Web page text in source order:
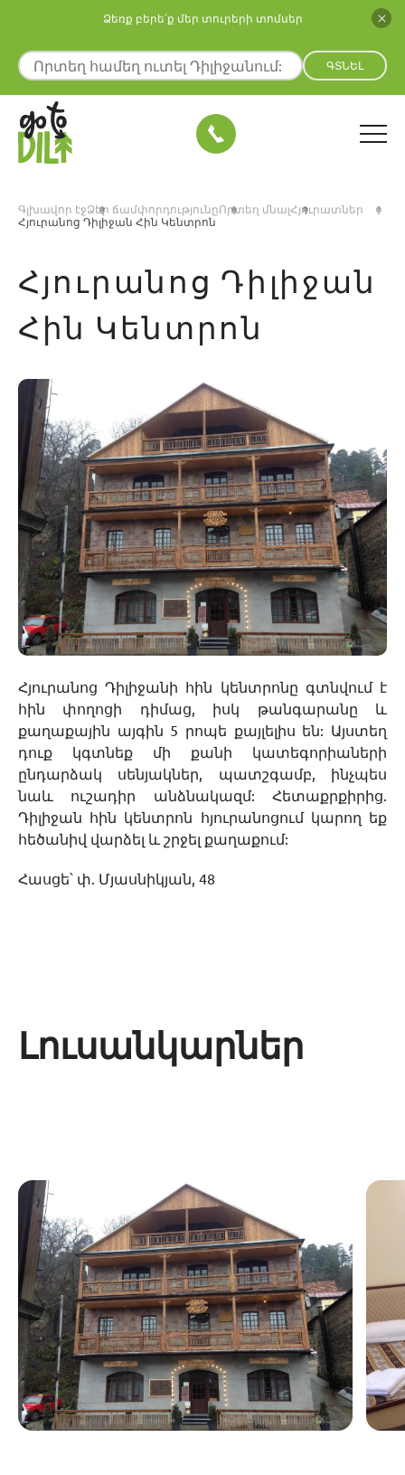
Ձեռք բերե՛ք մեր տուրերի տոմսեր
ԳՏՆԵԼ
Գլխավոր էջՁեր ճամփորդությունըՈրտեղ մնալՀյուրատներ
Հյուրանոց Դիլիջան Հին Կենտրոն
Հյուրանոց Դիլիջան
Հին Կենտրոն
Հյուրանոց Դիլիջանի հին կենտրոնը գտնվում է
հին փողոցի դիմաց, իսկ թանգարանը և
քաղաքային այգին 5 րոպե քայլելիս են: Այստեղ
դուք կգտնեք մի քանի կատեգորիաների
ընդարձակ սենյակներ, պատշգամբ, ինչպես
նաև ուշադիր անձնակազմ: Հետաքրքիրից.
Դիլիջան հին կենտրոն հյուրանոցում կարող եք
հեծանիվ վարձել և շրջել քաղաքում:
Հասցե՝ փ. Մյասնիկյան, 48
Լուսանկարներ